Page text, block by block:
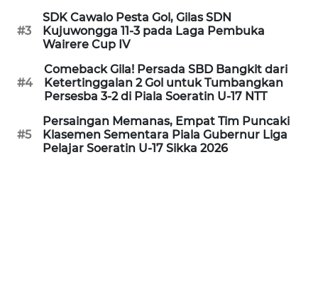
#3
SDK Cawalo Pesta Gol, Gilas SDN
Kujuwongga 11-3 pada Laga Pembuka
Wairere Cup IV
#4
Comeback Gila! Persada SBD Bangkit dari
Ketertinggalan 2 Gol untuk Tumbangkan
Persesba 3-2 di Piala Soeratin U-17 NTT
#5
Persaingan Memanas, Empat Tim Puncaki
Klasemen Sementara Piala Gubernur Liga
Pelajar Soeratin U-17 Sikka 2026
WN
CIREBON
WN
INDRAMAYU
WN
KUNINGAN